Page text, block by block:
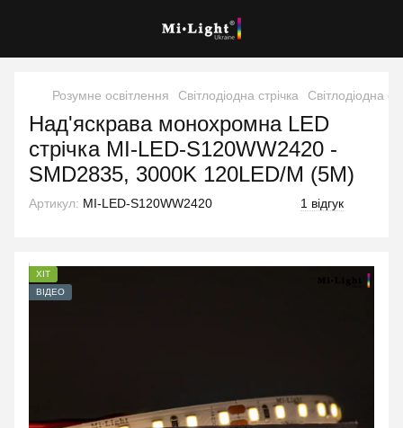
Розумне освітлення Світлодіодна стрічка Світлодіодна
Над'яскрава монохромна LED
стрічка MI-LED-S120WW2420 -
SMD2835, 3000K 120LED/M (5M)
Артикул: MI-LED-S120WW2420 1 відгук
ХІТ
ВІДЕО